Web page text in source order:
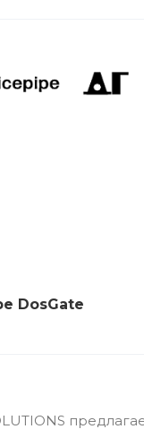
DosGate